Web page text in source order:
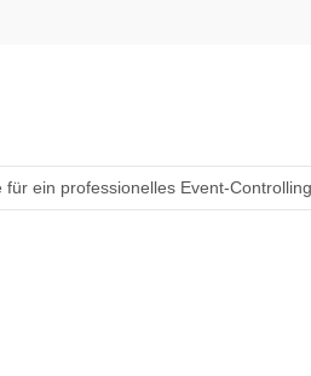
für ein professionelles Event-Controlling